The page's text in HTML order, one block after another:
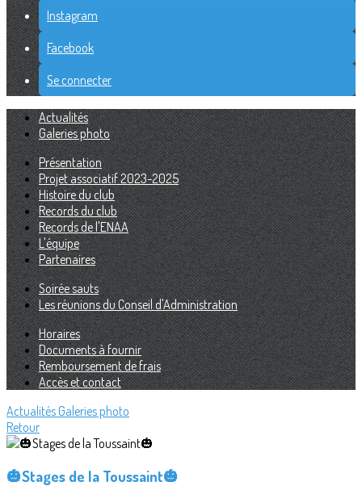
Instagram
Facebook
Se connecter
Actualités
Galeries photo
Présentation
Projet associatif 2023-2025
Histoire du club
Records du club
Records de l'ENAA
L'équipe
Partenaires
Soirée sauts
Les réunions du Conseil d'Administration
Horaires
Documents à fournir
Remboursement de frais
Accès et contact
Actualités Galeries photo
Retour
🎃Stages de la Toussaint🎃